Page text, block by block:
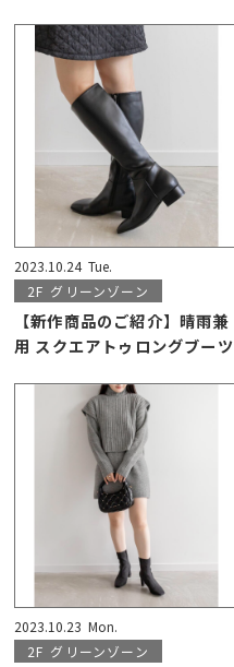
2023.10.24 Tue.
2F グリーンゾーン
【新作商品のご紹介】晴雨兼
用 スクエアトゥロングブーツ
2023.10.23 Mon.
2F グリーンゾーン